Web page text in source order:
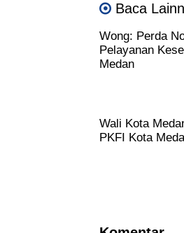
Baca
Wong: Perda
Pelayanan
Medan
Wali Kota
PKFI Kota